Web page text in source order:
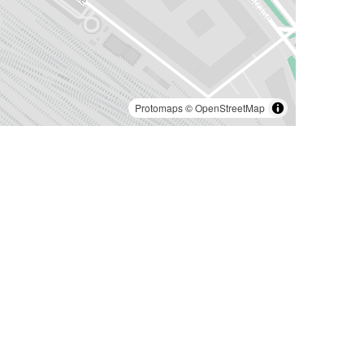
Protomaps©OpenStreetMap